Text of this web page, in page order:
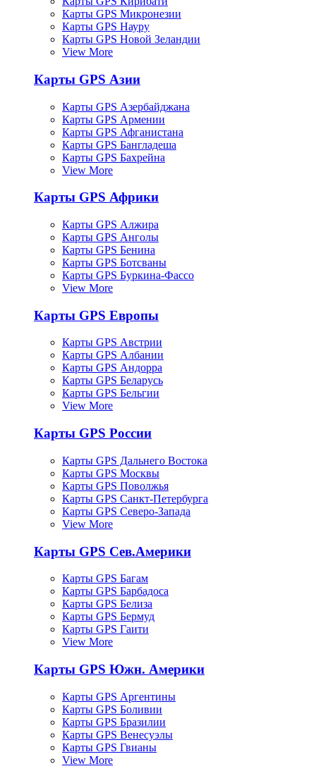
Карты GPS Микронезии
Карты GPS Науру
Карты GPS Новой Зеландии
View More
Карты GPS Азии
Карты GPS Азербайджана
Карты GPS Армении
Карты GPS Афганистана
Карты GPS Бангладеша
Карты GPS Бахрейна
View More
Карты GPS Африки
Карты GPS Алжира
Карты GPS Анголы
Карты GPS Бенина
Карты GPS Ботсваны
Карты GPS Буркина-Фассо
View More
Карты GPS Европы
Карты GPS Австрии
Карты GPS Албании
Карты GPS Андорра
Карты GPS Беларусь
Карты GPS Бельгии
View More
Карты GPS России
Карты GPS Дальнего Востока
Карты GPS Москвы
Карты GPS Поволжья
Карты GPS Санкт-Петербурга
Карты GPS Северо-Запада
View More
Карты GPS Сев.Америки
Карты GPS Багам
Карты GPS Барбадоса
Карты GPS Белиза
Карты GPS Бермуд
Карты GPS Гаити
View More
Карты GPS Южн. Америки
Карты GPS Аргентины
Карты GPS Боливии
Карты GPS Бразилии
Карты GPS Венесуэлы
Карты GPS Гвианы
View More